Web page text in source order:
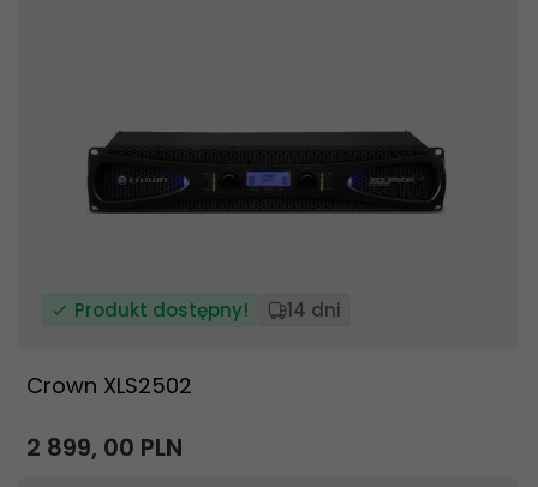
Produkt dostępny! 14 dni
Crown XLS2502
2 899, 00 PLN